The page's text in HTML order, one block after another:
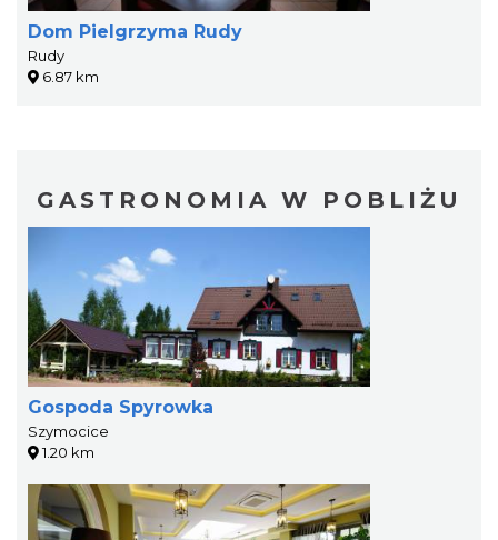
Dom Pielgrzyma Rudy
Rudy
6.87 km
GASTRONOMIA W POBLIŻU
Gospoda Spyrowka
Szymocice
1.20 km